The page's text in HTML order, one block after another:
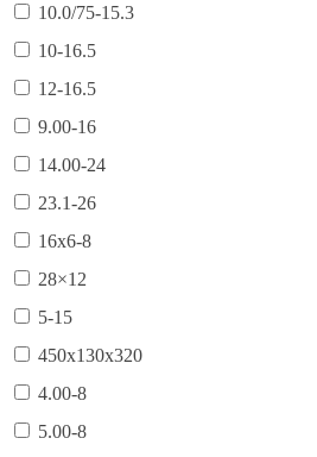
10.0/75-15.3
10-16.5
12-16.5
9.00-16
14.00-24
23.1-26
16х6-8
28×12
5-15
450х130х320
4.00-8
5.00-8